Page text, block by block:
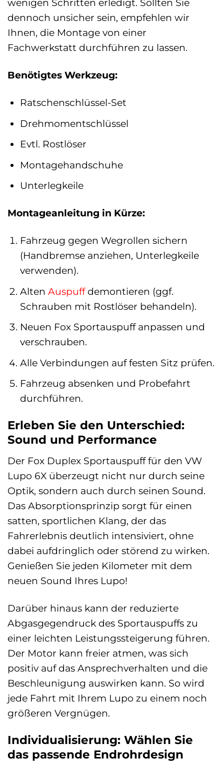
wenigen Schritten erledigt. Sollten Sie
dennoch unsicher sein, empfehlen wir
Ihnen, die Montage von einer
Fachwerkstatt durchführen zu lassen.
Benötigtes Werkzeug:
Ratschenschlüssel-Set
Drehmomentschlüssel
Evtl. Rostlöser
Montagehandschuhe
Unterlegkeile
Montageanleitung in Kürze:
Fahrzeug gegen Wegrollen sichern
(Handbremse anziehen, Unterlegkeile
verwenden).
Alten Auspuffdemontieren (ggf.
Schrauben mit Rostlöser behandeln).
Neuen Fox Sportauspuff anpassen und
verschrauben.
Alle Verbindungen auf festen Sitz prüfen.
Fahrzeug absenken und Probefahrt
durchführen.
Erleben Sie den Unterschied:
Sound und Performance
Der Fox Duplex Sportauspuff für den VW
Lupo 6X überzeugt nicht nur durch seine
Optik, sondern auch durch seinen Sound.
Das Absorptionsprinzip sorgt für einen
satten, sportlichen Klang, der das
Fahrerlebnis deutlich intensiviert, ohne
dabei aufdringlich oder störend zu wirken.
Genießen Sie jeden Kilometer mit dem
neuen Sound Ihres Lupo!
Darüber hinaus kann der reduzierte
Abgasgegendruck des Sportauspuffs zu
einer leichten Leistungssteigerung führen.
Der Motor kann freier atmen, was sich
positiv auf das Ansprechverhalten und die
Beschleunigung auswirken kann. So wird
jede Fahrt mit Ihrem Lupo zu einem noch
größeren Vergnügen.
Individualisierung: Wählen Sie
das passende Endrohrdesign